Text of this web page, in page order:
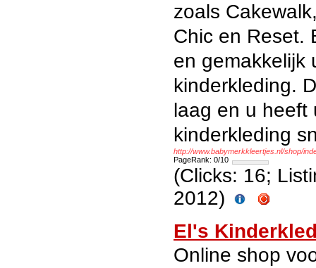
zoals
Chic en Reset.
en gemakkelijk
kinderkleding.
laag en u heeft
kinderkleding
http://www.babymerkkleertjes.nl/shop/
PageRank: 0/10
(Clicks: 16;
2012)
El's
Online shop